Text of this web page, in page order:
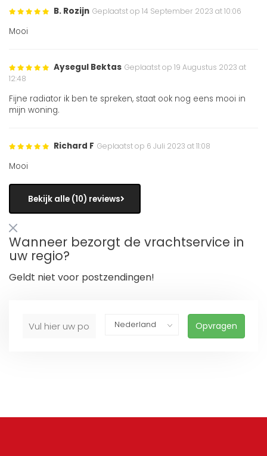
B. Rozijn Geplaatst op 14 September 2023 at 10:06
Mooi
Aysegul Bektas Geplaatst op 19 Augustus 2023 at
12:48
Fijne radiator ik ben te spreken, staat ook nog eens mooi in
mijn woning.
Richard F Geplaatst op 6 Juli 2023 at 11:08
Mooi
Bekijk alle (10) reviews
Wanneer bezorgt de vrachtservice in
uw regio?
Geldt niet voor postzendingen!
Opvragen